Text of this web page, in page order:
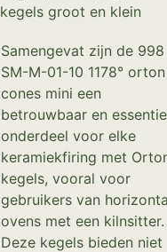
kegels groot en klein
Samengevat zijn de 998
SM-M-01-10 1178° orton
cones mini een
betrouwbaar en
onderdeel voor elke
keramiekfiring met
kegels, vooral voor
gebruikers van
ovens met een kilnsitter.
Deze kegels bieden niet